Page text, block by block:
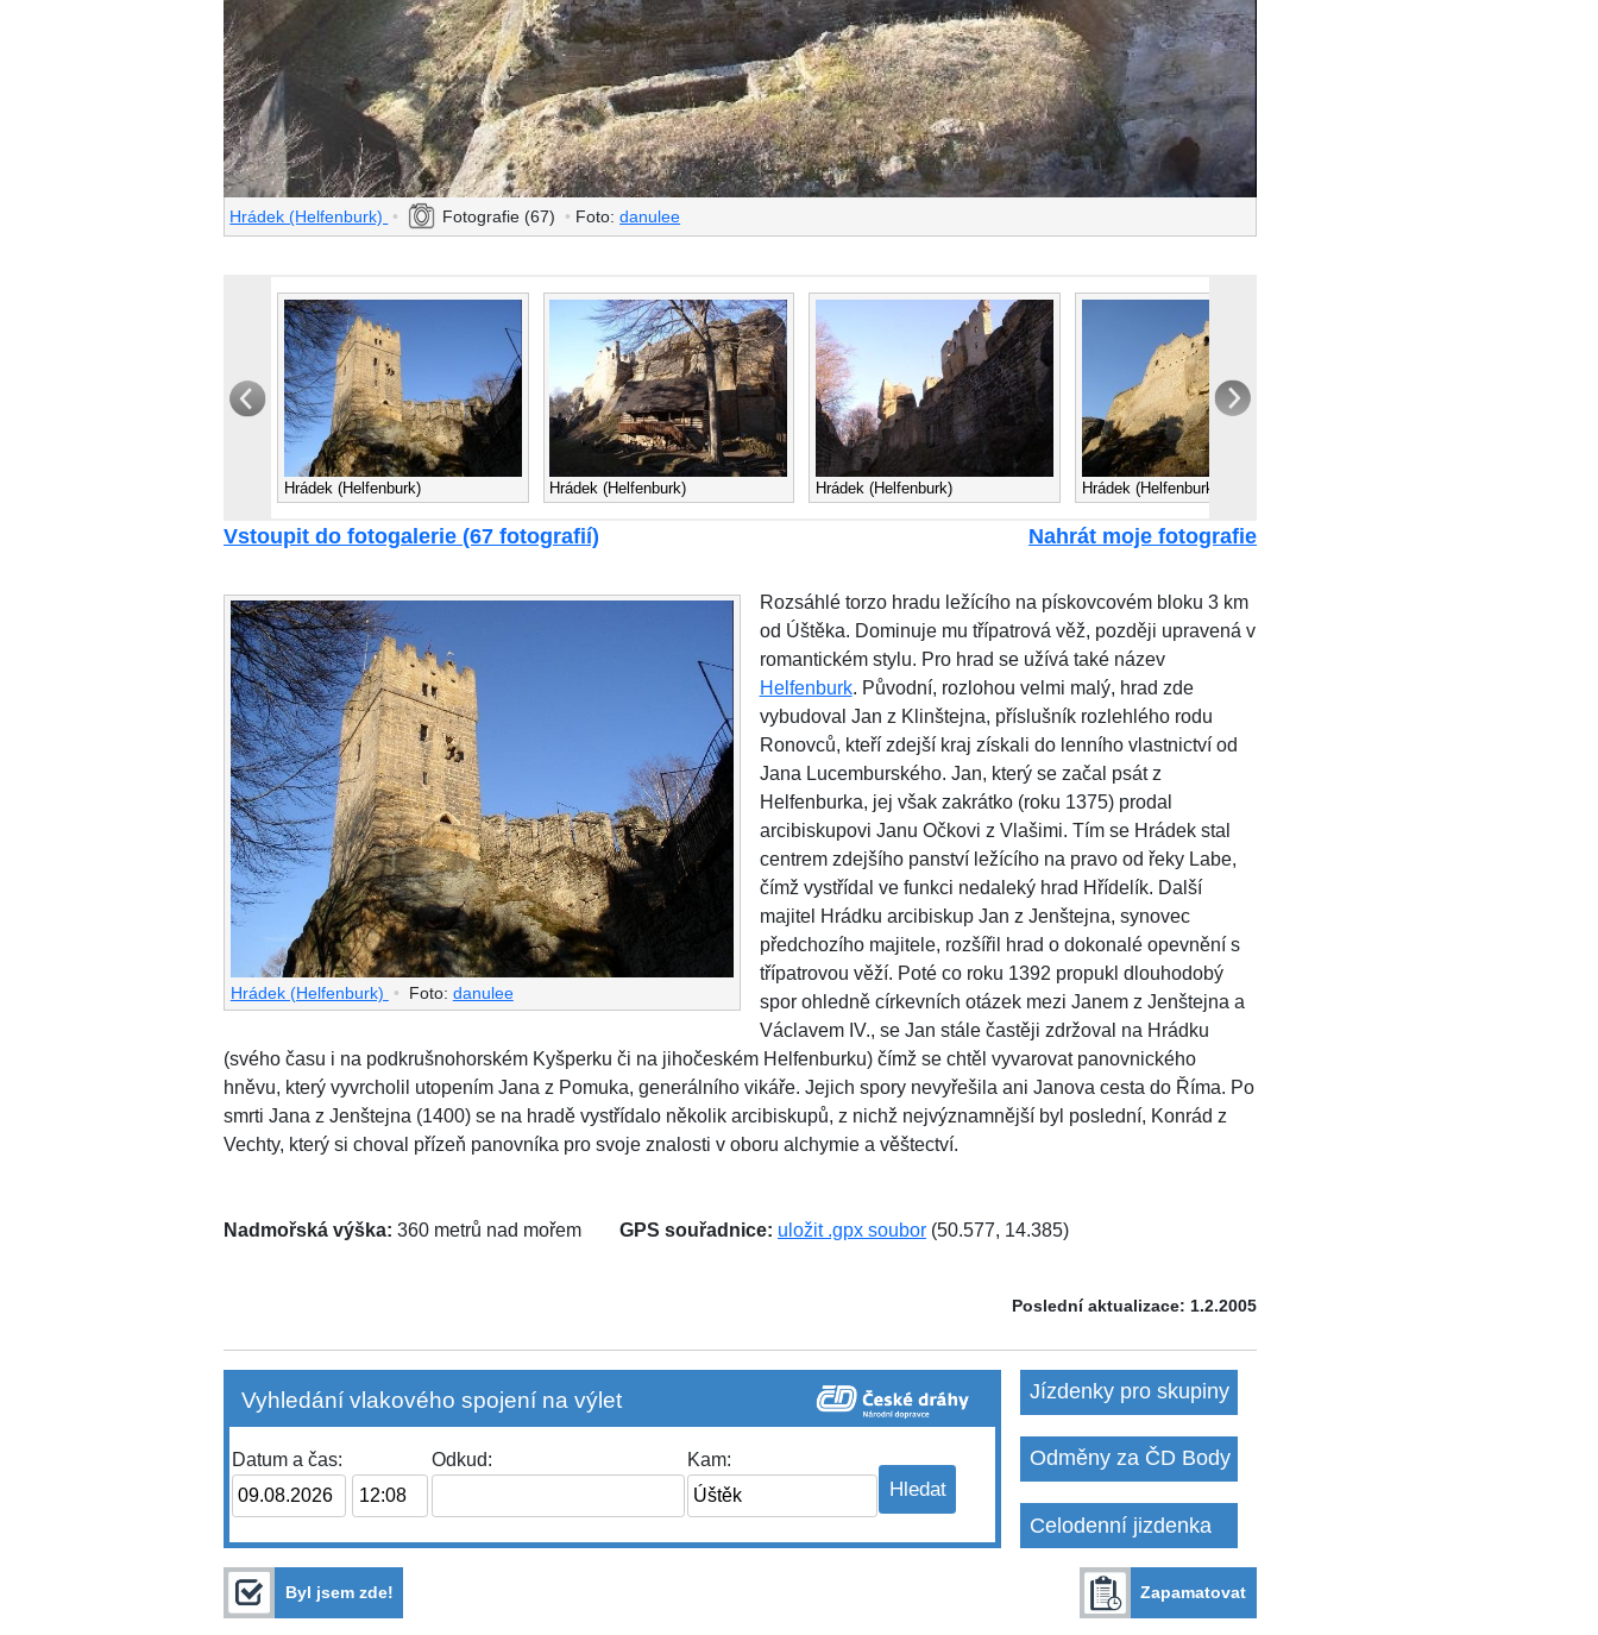
Hrádek (Helfenburk) • Fotografie (67) • Foto:danulee
Hrádek (Helfenburk) Hrádek (Helfenburk) Hrádek (Helfenburk) Hrádek (Helfenburk)
Nahrát moje fotografie
Vstoupit do fotogalerie (67 fotografií)
Hrádek (Helfenburk) • Foto: danulee
Rozsáhlé torzo hradu ležícího na pískovcovém bloku 3 km
od Úštěka. Dominuje mu třípatrová věž, později upravená v
romantickém stylu. Pro hrad se užívá také název
Helfenburk. Původní, rozlohou velmi malý, hrad zde
vybudoval Jan z Klinštejna, příslušník rozlehlého rodu
Ronovců, kteří zdejší kraj získali do lenního vlastnictví od
Jana Lucemburského. Jan, který se začal psát z
Helfenburka, jej však zakrátko (roku 1375) prodal
arcibiskupovi Janu Očkovi z Vlašimi. Tím se Hrádek stal
centrem zdejšího panství ležícího na pravo od řeky Labe,
čímž vystřídal ve funkci nedaleký hrad Hřídelík. Další
majitel Hrádku arcibiskup Jan z Jenštejna, synovec
předchozího majitele, rozšířil hrad o dokonalé opevnění s
třípatrovou věží. Poté co roku 1392 propukl dlouhodobý
spor ohledně církevních otázek mezi Janem z Jenštejna a
Václavem IV., se Jan stále častěji zdržoval na Hrádku
(svého času i na podkrušnohorském Kyšperku či na jihočeském Helfenburku) čímž se chtěl vyvarovat panovnického
hněvu, který vyvrcholil utopením Jana z Pomuka, generálního vikáře. Jejich spory nevyřešila ani Janova cesta do Říma. Po
smrti Jana z Jenštejna (1400) se na hradě vystřídalo několik arcibiskupů, z nichž nejvýznamnější byl poslední, Konrád z
Vechty, který si choval přízeň panovníka pro svoje znalosti v oboru alchymie a věštectví.
Nadmořská výška: 360 metrů nad mořem GPS souřadnice: uložit .gpx soubor (50.577, 14.385)
Poslední aktualizace: 1.2.2005
Vyhledání vlakového spojení na výlet
Datum a čas: Odkud: Kam:
Jízdenky pro skupiny
Odměny za ČD Body
Celodenní jizdenka
Byl jsem zde! Zapamatovat